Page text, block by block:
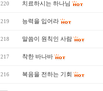
220 치료하시는 하나님
219 능력을 입어라
218 말씀이 원칙인 사람
217 착한 바나바
216 복음을 전하는 기회